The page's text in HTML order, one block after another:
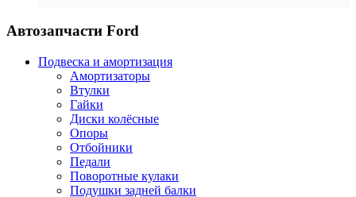
Автозапчасти Ford
Подвеска и амортизация
Амортизаторы
Втулки
Гайки
Диски колёсные
Опоры
Отбойники
Педали
Поворотные кулаки
Подушки задней балки